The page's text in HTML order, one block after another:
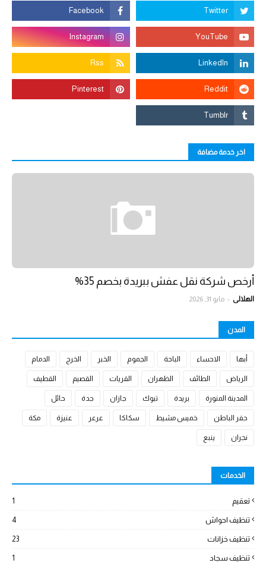
اخر خدمة مضافة
أرخص شركة نقل عفش ببريدة بخصم 35%
الهلالي - مايو 31, 2026
المدن
أبها الاحساء الباحة الجموم الخبر الخرج الدمام
الرياض الطائف الظهران القريات القصيم القطيف
المدينة المنورة بريدة تبوك جازان جدة حائل
حفر الباطن خميس مشيط سكاكا عرعر عنيزة مكة
نجران ينبع
الخدمات
تعقيم 1
تنظيف احواش 4
تنظيف خزانات 23
تنظيف سجاد 1